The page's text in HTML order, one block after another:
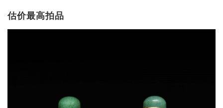
估价最高拍品